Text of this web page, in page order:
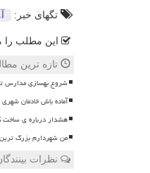
تگهای خبر:
این مطلب را
تازه ترین
شروع بهسازی مدارس
آماده باش خادمان
هشدار درباره ی ساخت
من شهردارم بزرگ
نظرات